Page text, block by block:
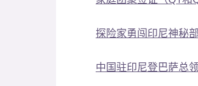
探险家勇闯印尼神秘
中国驻印尼登巴萨总